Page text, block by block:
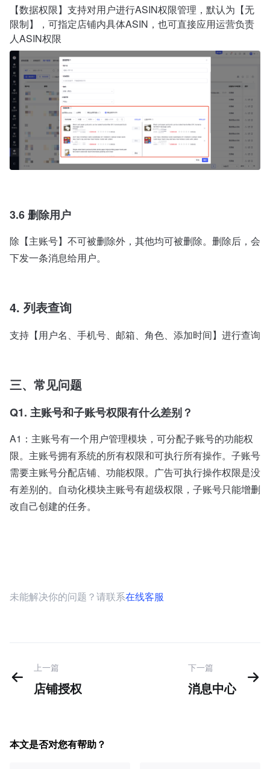
【数据权限】支持对用户进行ASIN权限管理，默认为【无
限制】，可指定店铺内具体ASIN，也可直接应用运营负责
人ASIN权限
3.6 删除用户
除【主账号】不可被删除外，其他均可被删除。删除后，会
下发一条消息给用户。
4. 列表查询
支持【用户名、手机号、邮箱、角色、添加时间】进行查询
三、常见问题
Q1. 主账号和子账号权限有什么差别？
A1：主账号有一个用户管理模块，可分配子账号的功能权
限。主账号拥有系统的所有权限和可执行所有操作。子账号
需要主账号分配店铺、功能权限。广告可执行操作权限是没
有差别的。自动化模块主账号有超级权限，子账号只能增删
改自己创建的任务。
未能解决你的问题？请联系在线客服
上一篇
店铺授权
下一篇
消息中心
本文是否对您有帮助？